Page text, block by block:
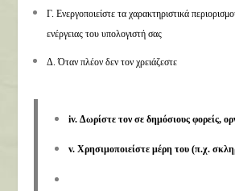
Γ. Ενεργοποιείστε τα χαρακτηριστικά
ενέργειας του υπολογιστή σας
Δ. Όταν πλέον δεν τον χρειάζεστε
iv. Δωρίστε τονσε δημόσιους φορείς,
v. Χρησιμοποιείστεμέρη του (π.χ.